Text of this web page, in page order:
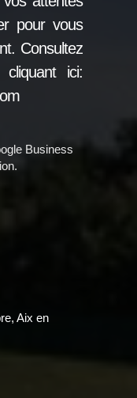
pour vous
Consultez
ici:
Business
Aix en